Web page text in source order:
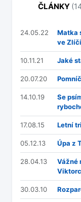
ČLÁNKY
24.05.22
Matka
ve Zlíči
10.11.21 Jaké
20.07.20
14.10.19
Se
17.08.15 Letní
05.12.13 Úpa z
28.04.13
Vážné
30.03.10